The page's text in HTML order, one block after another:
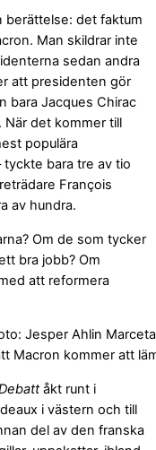
berättelse: det faktum
Man skildrar inte
sedan andra
att presidenten gör
bara Jacques Chirac
När det kommer till
populära
bara tre av tio
François
av hundra.
Om de som tycker
bra jobb? Om
att reformera
Macron kommer att
åkt runt i
i västern och till
del av den franska